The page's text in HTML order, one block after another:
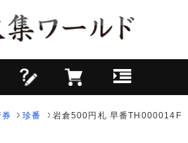
券 珍番
岩倉500円札 早番TH000014F